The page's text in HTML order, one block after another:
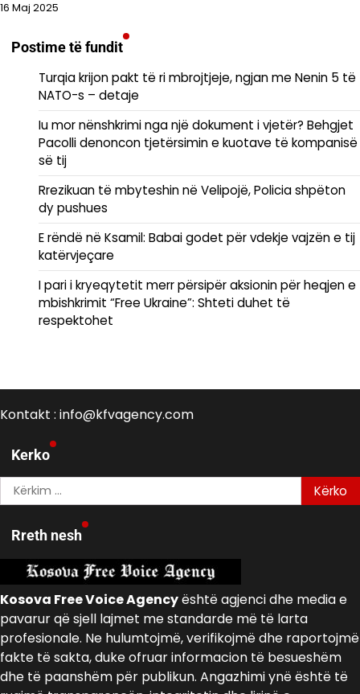
16 Maj 2025
Postime të fundit
Turqia krijon pakt të ri mbrojtjeje, ngjan me Nenin 5 të
NATO-s – detaje
Iu mor nënshkrimi nga një dokument i vjetër? Behgjet
Pacolli denoncon tjetërsimin e kuotave të kompanisë
së tij
Rrezikuan të mbyteshin në Velipojë, Policia shpëton
dy pushues
E rëndë në Ksamil: Babai godet për vdekje vajzën e tij
katërvjeçare
I pari i kryeqytetit merr përsipër aksionin për heqjen e
mbishkrimit “Free Ukraine”: Shteti duhet të
respektohet
Kontakt : info@kfvagency.com
Kerko
Kërko
për:
Rreth nesh
Kosova Free Voice Agencyështë agjenci dhe media e
pavarur që sjell lajmet me standarde më të larta
profesionale. Ne hulumtojmë, verifikojmë dhe raportojmë
fakte të sakta, duke ofruar informacion të besueshëm
dhe të paanshëm për publikun. Angazhimi ynë është të